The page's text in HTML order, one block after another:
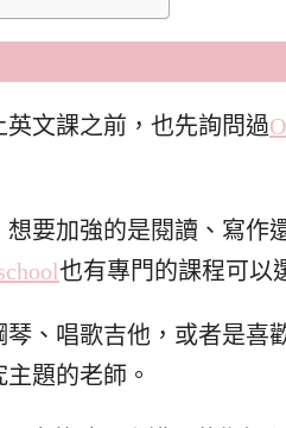
文課之前，也先詢問過
想要加強的是閱讀、寫
也有專門的課程可以
、唱歌吉他，或者是喜
題的老師。